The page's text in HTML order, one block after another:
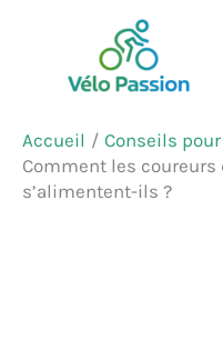
contenu
Accueil
Conseils
Comment les coureurs
s’alimentent-ils ?